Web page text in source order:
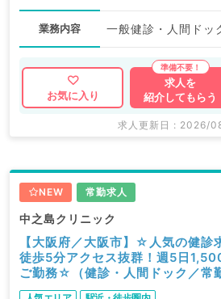
業務内容 一般健診・人間ドッ
お気に入り
求人を
紹介してもらう
求人更新日 : 2026/
NEW 常勤求人
中之島クリニック
【大阪府／大阪市】☆人気の健
徒歩5分アクセス抜群！週5日
ご勤務☆（健診・人間ドック／常